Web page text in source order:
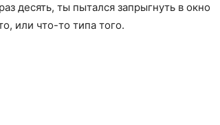
десять, ты пытался запрыгнуть в окно
или что-то типа того.